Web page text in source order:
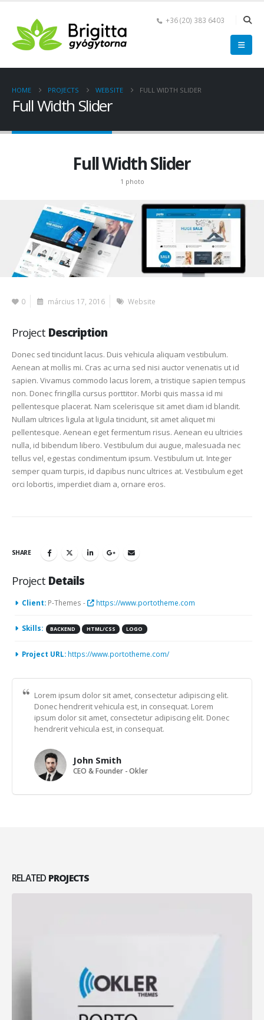
+36 (20) 383 6403
HOME PROJECTS WEBSITE FULL WIDTH SLIDER
Full Width Slider
Full Width Slider
1 photo
0 március 17, 2016 Website
Project Description
Donec sed tincidunt lacus. Duis vehicula aliquam vestibulum.
Aenean at mollis mi. Cras ac urna sed nisi auctor venenatis ut id
sapien. Vivamus commodo lacus lorem, a tristique sapien tempus
non. Donec fringilla cursus porttitor. Morbi quis massa id mi
pellentesque placerat. Nam scelerisque sit amet diam id blandit.
Nullam ultrices ligula at ligula tincidunt, sit amet aliquet mi
pellentesque. Aenean eget fermentum risus. Aenean eu ultricies
nulla, id bibendum libero. Vestibulum dui augue, malesuada nec
tellus vel, egestas condimentum ipsum. Vestibulum ut. Integer
semper quam turpis, id dapibus nunc ultrices at. Vestibulum eget
orci lobortis, imperdiet diam a, ornare eros.
SHARE
Project Details
Client: P-Themes - https://www.portotheme.com
Skills: BACKEND HTML/CSS LOGO
Project URL: https://www.portotheme.com/
Lorem ipsum dolor sit amet, consectetur adipiscing elit.
Donec hendrerit vehicula est, in consequat. Lorem
ipsum dolor sit amet, consectetur adipiscing elit. Donec
hendrerit vehicula est, in consequat.
John Smith
CEO & Founder - Okler
RELATED PROJECTS